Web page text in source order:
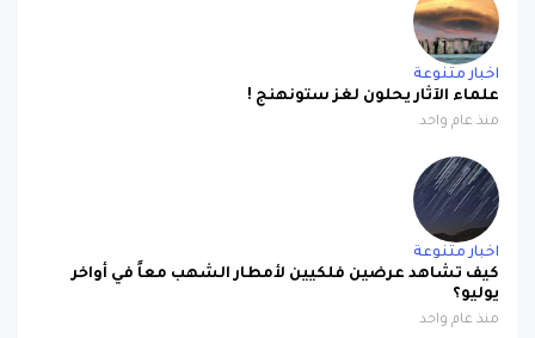
اخبار متنوعة
علماء الآثار يحلون لغز ستونهنج !
منذ عام واحد
اخبار متنوعة
كيف تشاهد عرضين فلكيين لأمطار الشهب معاً في أواخر
يوليو؟
منذ عام واحد